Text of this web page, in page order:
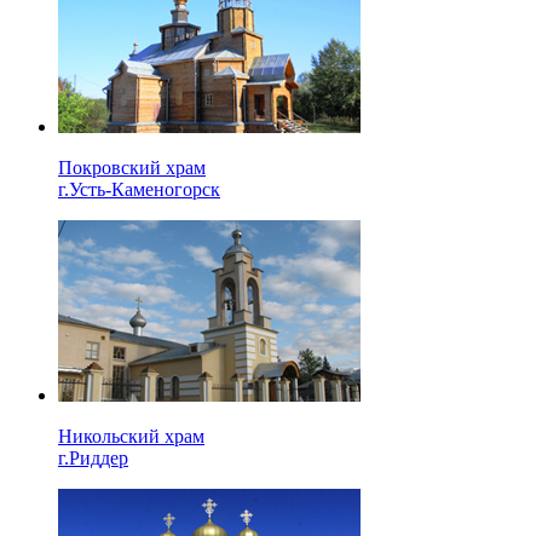
Покровский храм
г.Усть-Каменогорск
Никольский храм
г.Риддер